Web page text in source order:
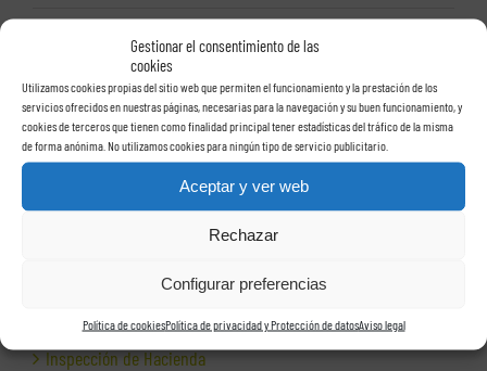
Gestionar el consentimiento de las
cookies
Utilizamos cookies propias del sitio web que permiten el funcionamiento y la prestación de los
servicios ofrecidos en nuestras páginas, necesarias para la navegación y su buen funcionamiento, y
cookies de terceros que tienen como finalidad principal tener estadísticas del tráfico de la misma
de forma anónima. No utilizamos cookies para ningún tipo de servicio publicitario.
Aceptar y ver web
Rechazar
Configurar preferencias
Política de cookiesPolítica de privacidad y Protección de datosAviso legal
Facturas
Grupos de sociedades
Herencias
Inspección de Hacienda